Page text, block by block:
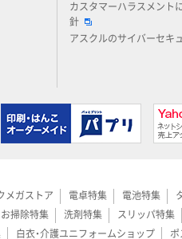
カスタマーハラスメント
針
アスクルのサイバーセキ
メガストア 電卓特集 電池特集
お掃除特集 洗剤特集 スリッパ特集
白衣・介護ユニフォームショップ ポ